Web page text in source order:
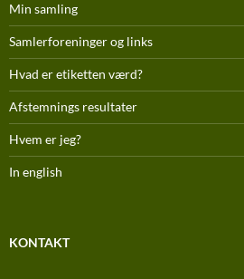
Min samling
Samlerforeninger og links
Hvad er etiketten værd?
Afstemnings resultater
Hvem er jeg?
In english
KONTAKT